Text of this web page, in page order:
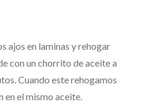
ajos en laminas y rehogar
con un chorrito de aceite a
Cuando este rehogamos
en el mismo aceite.